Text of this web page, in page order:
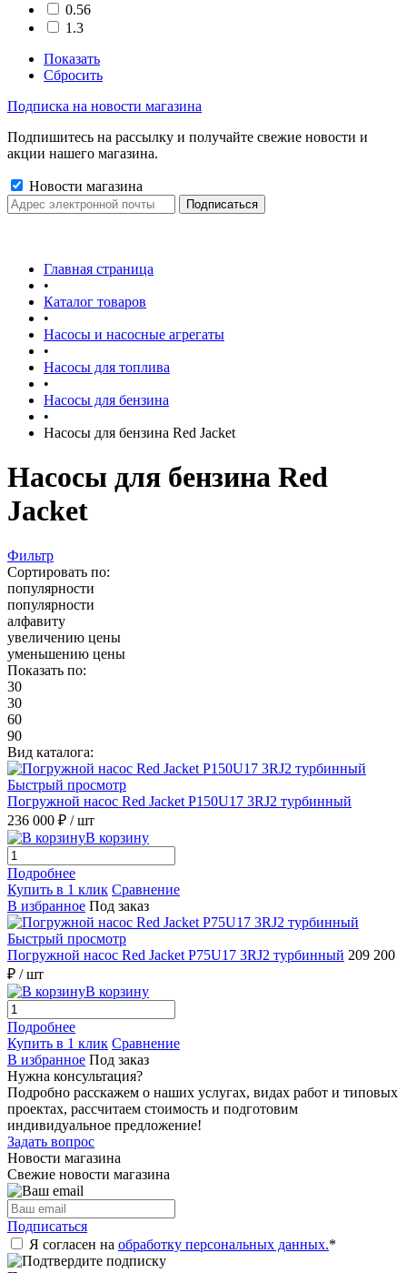
0.56
1.3
Показать
Сбросить
Подписка на новости магазина
Подпишитесь на рассылку и получайте свежие новости и
акции нашего магазина.
Новости магазина
Главная страница
•
Каталог товаров
•
Насосы и насосные агрегаты
•
Насосы для топлива
•
Насосы для бензина
•
Насосы для бензина Red Jacket
Насосы для бензина Red
Jacket
Фильтр
Сортировать по:
популярности
популярности
алфавиту
увеличению цены
уменьшению цены
Показать по:
30
30
60
90
Вид каталога:
Быстрый просмотр
Погружной насос Red Jacket P150U17 3RJ2 турбинный
236 000 ₽ / шт
В корзину
Подробнее
Купить в 1 клик Сравнение
В избранное Под заказ
Быстрый просмотр
Погружной насос Red Jacket P75U17 3RJ2 турбинный 209 200
₽ / шт
В корзину
Подробнее
Купить в 1 клик Сравнение
В избранное Под заказ
Нужна консультация?
Подробно расскажем о наших услугах, видах работ и типовых
проектах, рассчитаем стоимость и подготовим
индивидуальное предложение!
Задать вопрос
Новости магазина
Свежие новости магазина
Подписаться
Я согласен на обработку персональных данных.*